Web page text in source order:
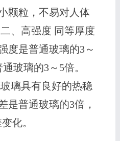
颗粒，不易对人体
、高强度 同等厚度
度是普通玻璃的3～
玻璃的3～5倍。
璃具有良好的热稳
是普通玻璃的3倍，
化。